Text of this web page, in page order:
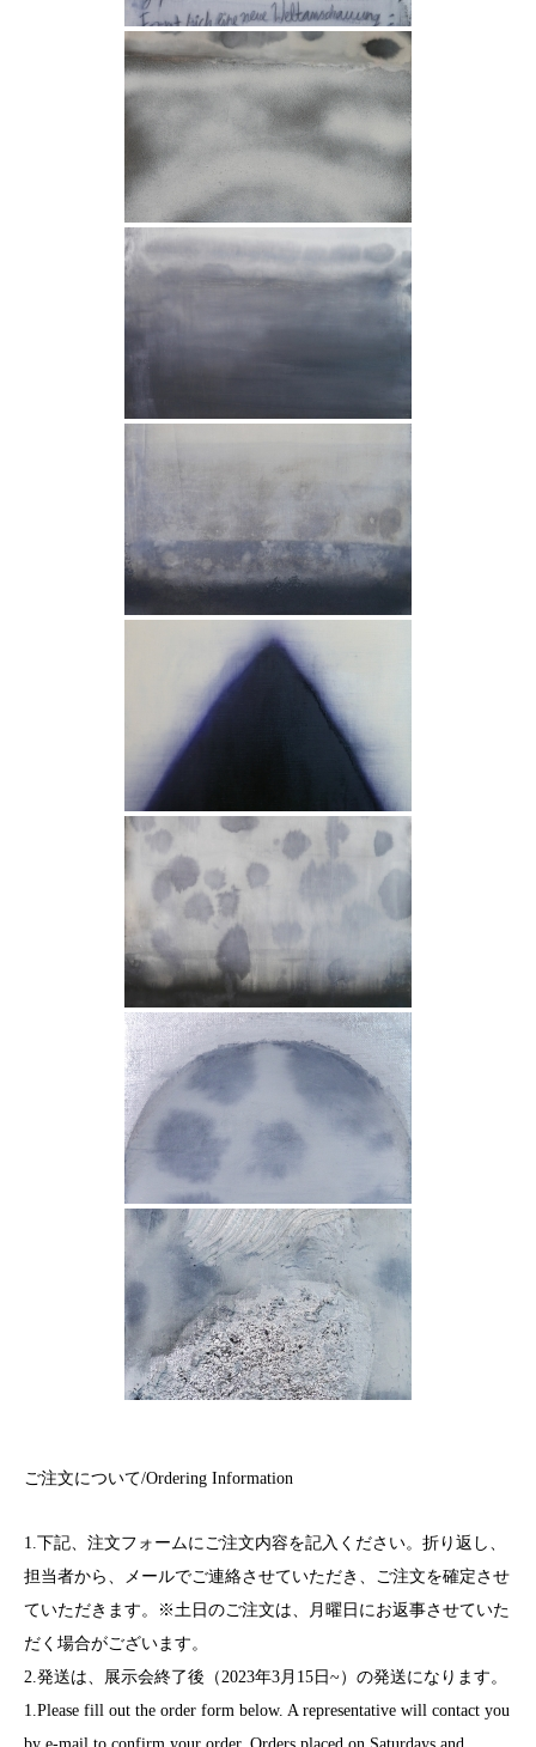
ご注文について/Ordering Information
1.下記、注文フォームにご注文内容を記入ください。折り返し、
担当者から、メールでご連絡させていただき、ご注文を確定させ
ていただきます。※土日のご注文は、月曜日にお返事させていた
だく場合がございます。
2.発送は、展示会終了後（2023年3月15日~）の発送になります。
1.Please fill out the order form below. A representative will contact you